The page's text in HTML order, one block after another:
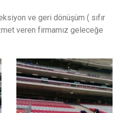
ve geri dönüşüm ( sıfır
veren firmamız geleceğe